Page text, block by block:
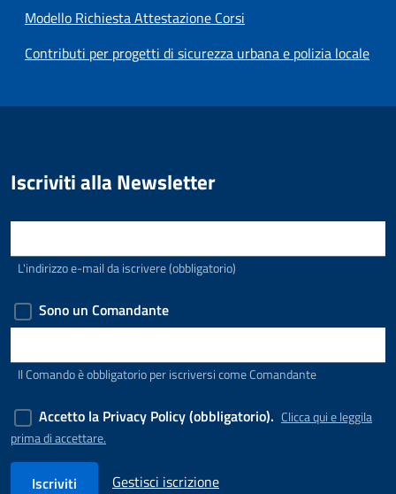
Modello Richiesta Attestazione Corsi
Contributi per progetti di sicurezza urbana e polizia locale
Iscriviti alla Newsletter
L'indirizzo e-mail da iscrivere (obbligatorio)
Sono un Comandante
Il Comando è obbligatorio per iscriversi come Comandante
Accetto la Privacy Policy (obbligatorio). Clicca qui e leggila
prima di accettare.
Gestisci iscrizione